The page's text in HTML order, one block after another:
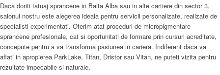
Daca doriti tatuaj sprancene in Balta Alba sau in alte cartiere din sector 3,
salonul nostru este alegerea ideala pentru servicii personalizate, realizate de
specialisti experimentati. Oferim atat proceduri de micropigmentare
sprancene profesionale, cat si oportunitati de formare prin cursuri acreditate,
concepute pentru a va transforma pasiunea in cariera. Indiferent daca va
aflati in apropierea ParkLake, Titan, Dristor sau Vitan, ne puteti vizita pentru
rezultate impecabile si naturale.